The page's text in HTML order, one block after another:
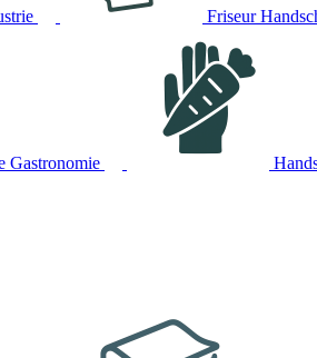
Friseur
Gastronomie